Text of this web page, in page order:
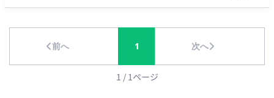
API開発 ・バックエンドアーキテクチャの設計・実装 ・データ
ックエンドとの連携実装 ・UI/UX改善に伴う機能追加 【インフ
ラ・開発基盤構築】 ・Dockerを活用した開発環境整備 ・
Kubernetesを利用した環境構築・運用 ・Terraformを用いた
前へ 1 次へ
1 / 1ページ